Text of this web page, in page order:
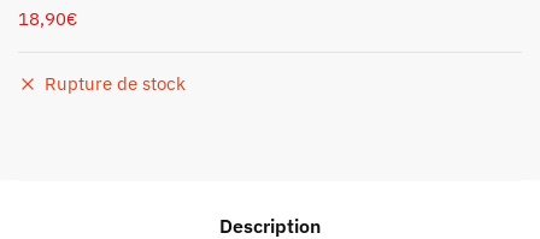
18,90€
Rupture de stock
Description